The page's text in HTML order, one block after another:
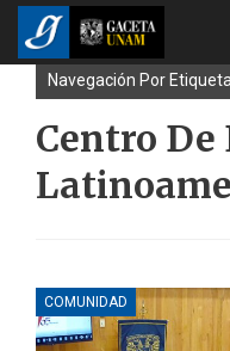
Navegación Por Etiqueta
Centro De
COMUNIDAD